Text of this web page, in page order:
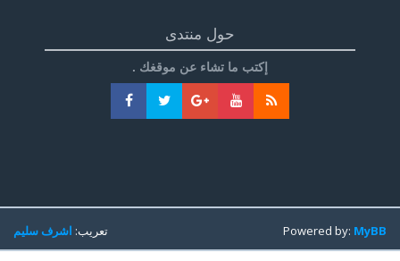
حول منتدى
إكتب ما تشاء عن موقغك .
تعريب:اشرف سليم Powered by:MyBB